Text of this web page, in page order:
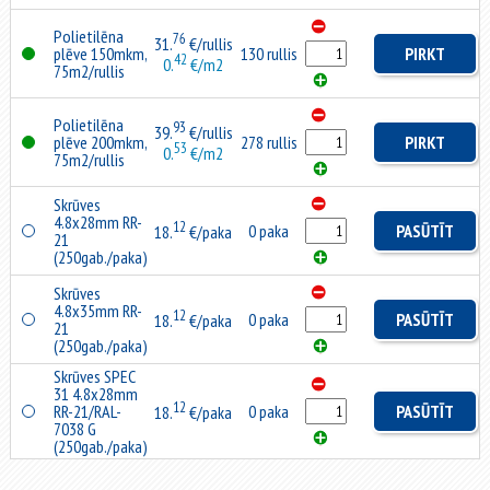
Polietilēna
plēve 150mkm,
75m2/rullis
31.76 €/rullis
0.42€/m2
130 rullis PIRKT
Polietilēna
plēve 200mkm,
75m2/rullis
39.93 €/rullis
0.53 €/m2
278 rullis PIRKT
Skrūves
4.8x28mm RR-
21
(250gab./paka)
18.12€/paka 0 paka PASŪTĪT
Skrūves
4.8x35mm RR-
21
(250gab./paka)
18.12€/paka 0 paka PASŪTĪT
Skrūves SPEC
31 4.8x28mm
RR-21/RAL-
7038 G
(250gab./paka)
18.12€/paka 0 paka PASŪTĪT